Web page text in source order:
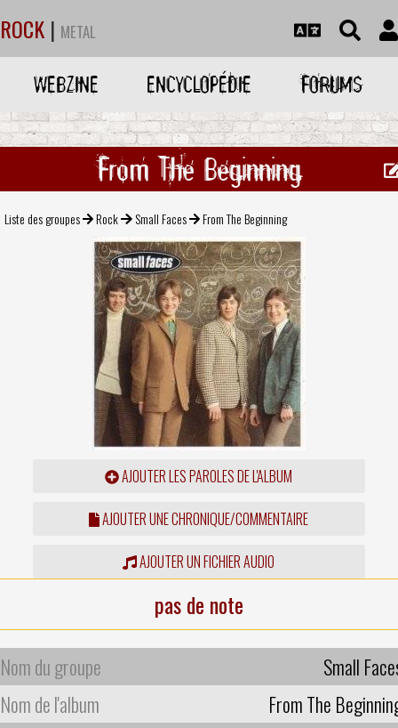
ROCK | METAL
WEBZINE ENCYCLOPÉDIE FORUMS
From The Beginning
Liste des groupes Rock Small Faces From The Beginning
AJOUTER LES PAROLES DE L'ALBUM
AJOUTER UNE CHRONIQUE/COMMENTAIRE
AJOUTER UN FICHIER AUDIO
pas de note
Nom du groupe
Small
Nom de l'album
From The